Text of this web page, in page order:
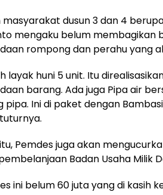
masyarakat dusun 3 dan 4
mengaku belum membagikan
rompong dan perahu yang
layak huni 5 unit. Itu
barang. Ada juga Pipa air
pipa. Ini di paket dengan
Pemdes juga akan
Badan Usaha Milik
ini belum 60 juta yang di kasih